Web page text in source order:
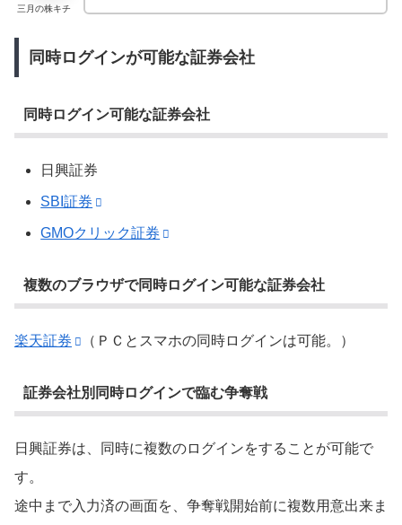
三月の株キチ
同時ログインが可能な証券会社
同時ログイン可能な証券会社
日興証券
SBI証券
GMOクリック証券
複数のブラウザで同時ログイン可能な証券会社
楽天証券 （ＰＣとスマホの同時ログインは可能。）
証券会社別同時ログインで臨む争奪戦
日興証券は、同時に複数のログインをすることが可能で
す。
途中まで入力済の画面を、争奪戦開始前に複数用意出来ま